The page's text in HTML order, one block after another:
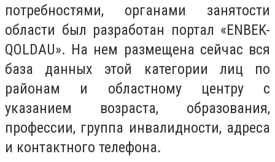
потребностями, органами занятости
области был разработан портал «ENBEK-
QOLDAU». На нем размещена сейчас вся
база данных этой категории лиц по
районам и областному центру с
указанием возраста, образования,
профессии, группа инвалидности, адреса
и контактного телефона.